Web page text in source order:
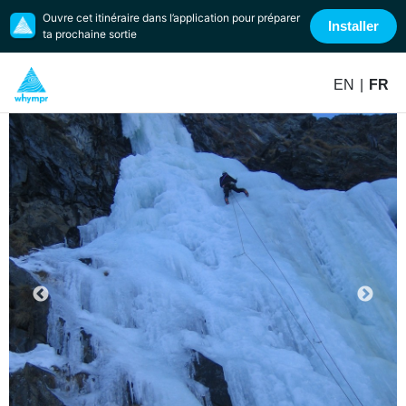
EN FR
Ouvre cet itinéraire dans l’application pour préparer
ta prochaine sortie
Installer